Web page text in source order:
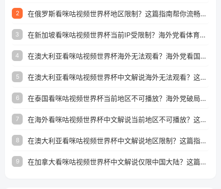
2 在俄罗斯看咪咕视频世界杯地区限制？这篇指南帮你流畅看中文解说赛事
3 在新加坡看咪咕视频世界杯当前IP受限制？海外党看体育赛事的终极破局指南
4 在澳大利亚看咪咕视频世界杯海外无法观看？海外党看国内体育直播的终极解法
5 在澳大利亚看咪咕视频世界杯中文解说海外无法观看？这篇指南帮你搞定所有体育直播难题
6 在泰国看咪咕视频世界杯当前地区不可播放？海外党破局看中文解说赛事指南
7 在海外看咪咕视频世界杯中文解说当前地区不可播放？这篇指南帮你搞定所有体育赛事直播难题
8 在澳大利亚看咪咕视频世界杯中文解说地区限制？这篇指南帮你搞定海外观赛难题
9 在加拿大看咪咕视频世界杯中文解说仅限中国大陆？这篇指南帮你轻松解锁中文解说和赛事直播